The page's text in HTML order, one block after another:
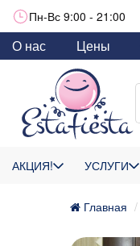
Пн-Вс 9:00 - 21:00
О нас Цены
АКЦИЯ! УСЛУГИ
Главная